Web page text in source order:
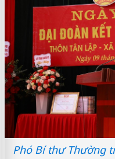
Phó Bí thư Thường